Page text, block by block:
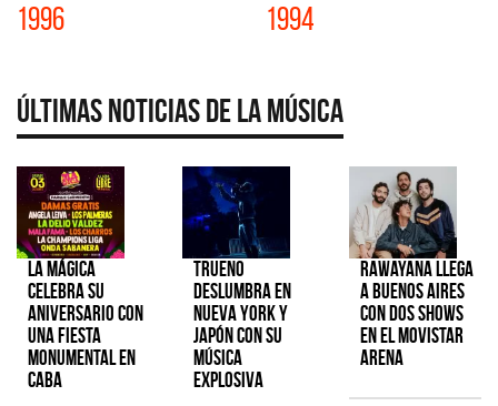
1996 1994
Últimas Noticias de la Música
La Mágica
celebra su
aniversario con
una fiesta
monumental en
CABA
TRUENO
deslumbra en
Nueva York y
Japón con su
música
explosiva
Rawayana llega
a Buenos Aires
con dos shows
en el Movistar
Arena